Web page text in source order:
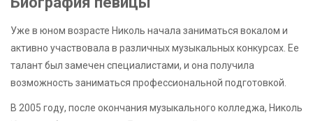
Уже в юном возрасте Николь начала заниматься вокалом и
активно участвовала в различных музыкальных конкурсах. Ее
талант был замечен специалистами, и она получила
возможность заниматься профессиональной подготовкой.
В 2005 году, после окончания музыкального колледжа, Николь